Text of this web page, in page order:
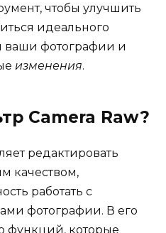
чтобы улучшить
идеального
ваши фотографии и
изменения.
Camera Raw?
редактировать
качеством,
работать с
фотографии. В его
функций, которые